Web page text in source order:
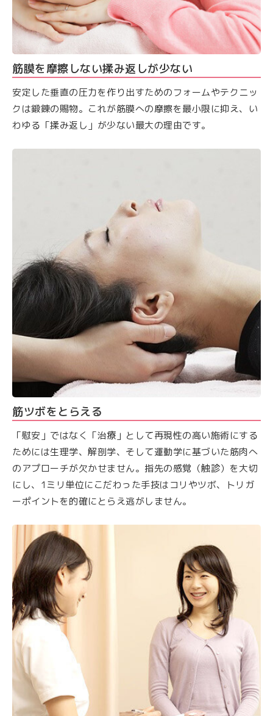
筋膜を摩擦しない揉み返しが少ない
安定した垂直の圧力を作り出すためのフォームやテクニッ
クは鍛錬の賜物。これが筋膜への摩擦を最小限に抑え、い
わゆる「揉み返し」が少ない最大の理由です。
筋ツボをとらえる
「慰安」ではなく「治療」として再現性の高い施術にする
ためには生理学、解剖学、そして運動学に基づいた筋肉へ
のアプローチが欠かせません。指先の感覚（触診）を大切
にし、1ミリ単位にこだわった手技はコリやツボ、トリガ
ーポイントを的確にとらえ逃がしません。